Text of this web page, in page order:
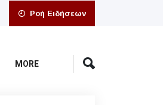
Ροή Ειδήσεων
MORE